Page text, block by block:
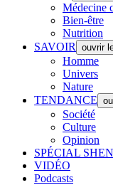
Médecine
Bien-être
Nutrition
SAVOIR
ouvrir
Homme
Univers
Nature
TENDANCE
Société
Culture
Opinion
SPÉCIAL
VIDÉO
Podcasts